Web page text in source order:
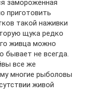
замороженная
приготовить
такой наживки
щука редко
живца можно
бывает не всегда.
все же
многие рыболовы
живой